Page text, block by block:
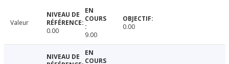
Valeur
0.00
9.00
0.00